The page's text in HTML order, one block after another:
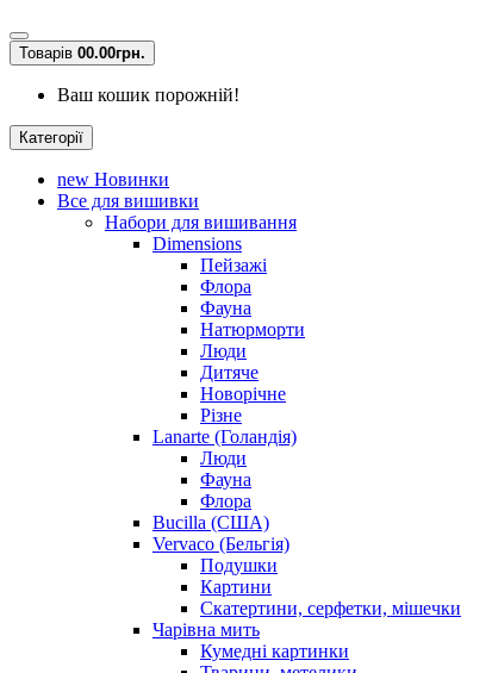
Товарів 00.00грн.
Ваш кошик порожній!
Категорії
new Новинки
Все для вишивки
Набори для вишивання
Dimensions
Пейзажі
Флора
Фауна
Натюрморти
Люди
Дитяче
Новорічне
Різне
Lanarte (Голандія)
Люди
Фауна
Флора
Bucilla (США)
Vervaco (Бельгія)
Подушки
Картини
Скатертини, серфетки, мішечки
Чарiвна мить
Кумедні картинки